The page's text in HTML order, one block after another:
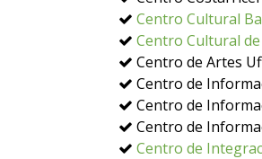
Centro Cultural
Centro Cultural de
Centro de Artes
Centro de
Centro de
Centro de
Centro de